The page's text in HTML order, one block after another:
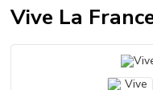
Vive La